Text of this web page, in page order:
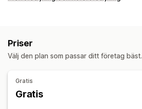
Tillägg på ett klick
Analysverktyg
Priser
Välj den plan som passar ditt företag bäst.
Gratis
Gratis